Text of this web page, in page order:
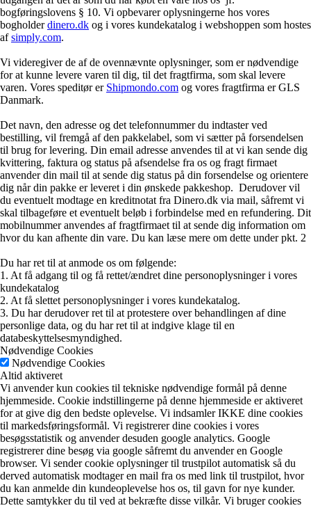
bogføringslovens § 10. Vi opbevarer oplysningerne hos vores
bogholderdinero.dk og i vores kundekatalog i webshoppen som hostes
afsimply.com.
Vi videregiver de af de ovennævnte oplysninger, som er nødvendige
for at kunne levere varen til dig, til det fragtfirma, som skal levere
varen. Vores speditør er Shipmondo.com og vores fragtfirma er GLS
Danmark.
Det navn, den adresse og det telefonnummer du indtaster ved
bestilling, vil fremgå af den pakkelabel, som vi sætter på forsendelsen
til brug for levering. Din email adresse anvendes til at vi kan sende dig
kvittering, faktura og status på afsendelse fra os og fragt firmaet
anvender din mail til at sende dig status på din forsendelse og orientere
dig når din pakke er leveret i din ønskede pakkeshop. Derudover vil
du eventuelt modtage en kreditnotat fra Dinero.dk via mail, såfremt vi
skal tilbageføre et eventuelt beløb i forbindelse med en refundering. Dit
mobilnummer anvendes af fragtfirmaet til at sende dig information om
hvor du kan afhente din vare. Du kan læse mere om dette under pkt. 2
Du har ret til at anmode os om følgende:
1. At få adgang til og få rettet/ændret dine personoplysninger i vores
kundekatalog
2. At få slettet personoplysninger i vores kundekatalog.
3. Du har derudover ret til at protestere over behandlingen af dine
personlige data, og du har ret til at indgive klage til en
databeskyttelsesmyndighed.
Nødvendige Cookies
Nødvendige Cookies
Altid aktiveret
Vi anvender kun cookies til tekniske nødvendige formål på denne
hjemmeside. Cookie indstillingerne på denne hjemmeside er aktiveret
for at give dig den bedste oplevelse. Vi indsamler IKKE dine cookies
til markedsføringsformål. Vi registrerer dine cookies i vores
besøgsstatistik og anvender desuden google analytics. Google
registrerer dine besøg via google såfremt du anvender en Google
browser. Vi sender cookie oplysninger til trustpilot automatisk så du
derved automatisk modtager en mail fra os med link til trustpilot, hvor
du kan anmelde din kundeoplevelse hos os, til gavn for nye kunder.
Dette samtykker du til ved at bekræfte disse vilkår. Vi bruger cookies